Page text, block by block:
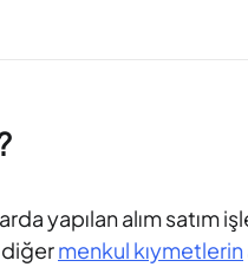
yapılan alım satım
menkul kıymetlerin